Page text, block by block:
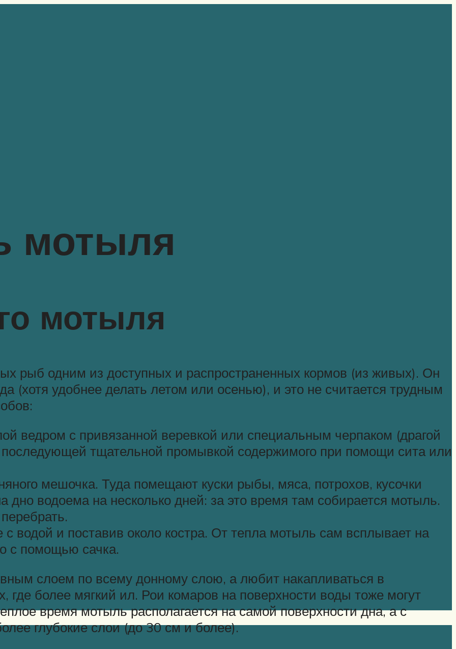
мотыля
мотыля
рыб одним из доступных и распространенных кормов (из живых). Он
(хотя удобнее делать летом или осенью), и это не считается трудным
ведром с привязанной веревкой или специальным черпаком (драгой
тщательной промывкой содержимого при помощи сита или
мешочка. Туда помещают куски рыбы, мяса, потрохов, кусочки
дно водоема на несколько дней: за это время там собирается мотыль.
водой и поставив около костра. От тепла мотыль сам всплывает на
с помощью сачка.
слоем по всему донному слою, а любит накапливаться в
где более мягкий ил. Рои комаров на поверхности воды тоже могут
время мотыль располагается на самой поверхности дна, а с
глубокие слои (до 30 см и более).